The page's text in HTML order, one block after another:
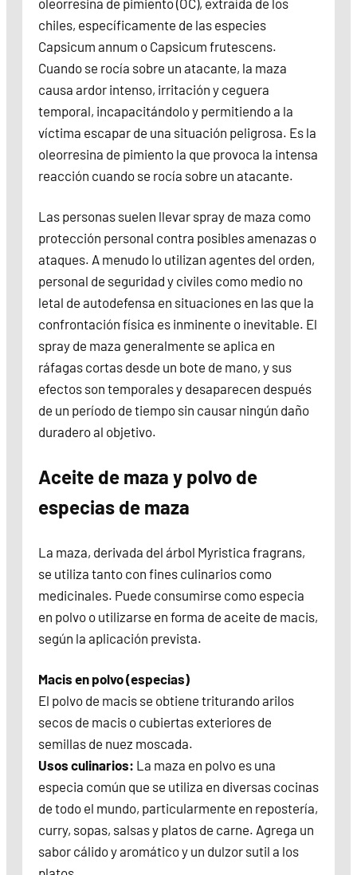
oleorresina de pimiento (OC), extraída de los
chiles, específicamente de las especies
Capsicum annum o Capsicum frutescens.
Cuando se rocía sobre un atacante, la maza
causa ardor intenso, irritación y ceguera
temporal, incapacitándolo y permitiendo a la
víctima escapar de una situación peligrosa. Es la
oleorresina de pimiento la que provoca la intensa
reacción cuando se rocía sobre un atacante.
Las personas suelen llevar spray de maza como
protección personal contra posibles amenazas o
ataques. A menudo lo utilizan agentes del orden,
personal de seguridad y civiles como medio no
letal de autodefensa en situaciones en las que la
confrontación física es inminente o inevitable. El
spray de maza generalmente se aplica en
ráfagas cortas desde un bote de mano, y sus
efectos son temporales y desaparecen después
de un período de tiempo sin causar ningún daño
duradero al objetivo.
Aceite de maza y polvo de
especias de maza
La maza, derivada del árbol Myristica fragrans,
se utiliza tanto con fines culinarios como
medicinales. Puede consumirse como especia
en polvo o utilizarse en forma de aceite de macis,
según la aplicación prevista.
Macis en polvo (especias)
El polvo de macis se obtiene triturando arilos
secos de macis o cubiertas exteriores de
semillas de nuez moscada.
Usos culinarios: La maza en polvo es una
especia común que se utiliza en diversas cocinas
de todo el mundo, particularmente en repostería,
curry, sopas, salsas y platos de carne. Agrega un
sabor cálido y aromático y un dulzor sutil a los